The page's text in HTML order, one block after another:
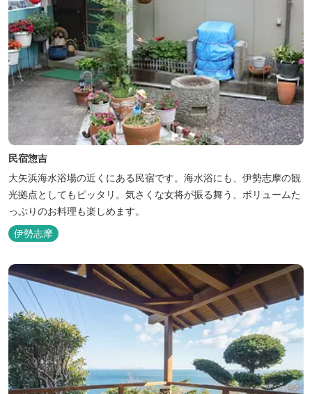
民宿惣吉
大矢浜海水浴場の近くにある民宿です。海水浴にも、伊勢志摩の観
光拠点としてもピッタリ。気さくな女将が振る舞う、ボリュームた
っぷりのお料理も楽しめます。
伊勢志摩